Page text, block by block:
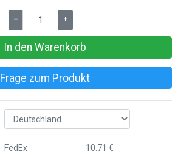
– +
In den Warenkorb
Frage zum Produkt
FedEx
10.71 €